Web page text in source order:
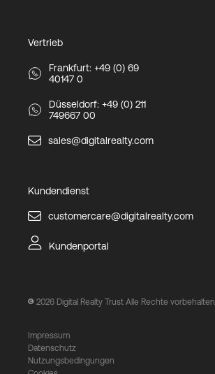
Vertrieb
Frankfurt: +49 (0) 69
40147 0
Düsseldorf: +49 (0) 211
749667 00
sales@digitalrealty.com
Kundendienst
customercare@digitalrealty.com
Kundenportal
2026 Digital Realty Trust Alle Rechte vorbehalten.
Impressum
Datenschutz
Nutzungsbedingungen